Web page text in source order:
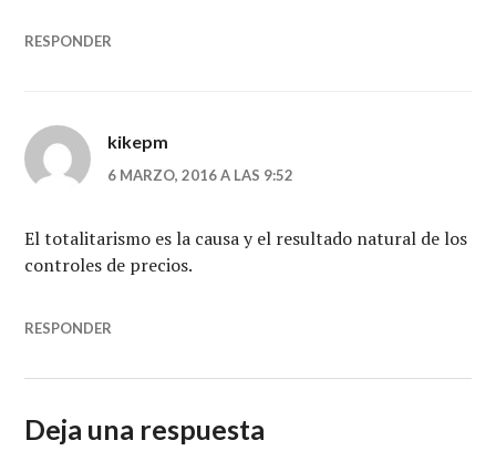
RESPONDER
kikepm
6 MARZO, 2016 A LAS 9:52
El totalitarismo es la causa y el resultado natural de los
controles de precios.
RESPONDER
Deja una respuesta